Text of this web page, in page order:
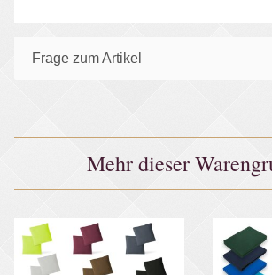
Frage zum Artikel
Mehr dieser